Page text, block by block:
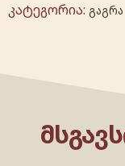
კატეგორია: გაგრა